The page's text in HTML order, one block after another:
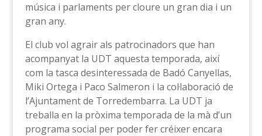
música i parlaments per cloure un gran dia i un
gran any.
El club vol agrair als patrocinadors que han
acompanyat la UDT aquesta temporada, així
com la tasca desinteressada de Badó Canyellas,
Miki Ortega i Paco Salmeron i la col·laboració de
l’Ajuntament de Torredembarra. La UDT ja
treballa en la pròxima temporada de la mà d’un
programa social per poder fer créixer encara